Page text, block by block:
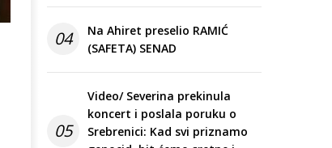
04
Na Ahiret preselio RAMIĆ
(SAFETA) SENAD
05
Video/ Severina prekinula
koncert i poslala poruku o
Srebrenici: Kad svi priznamo